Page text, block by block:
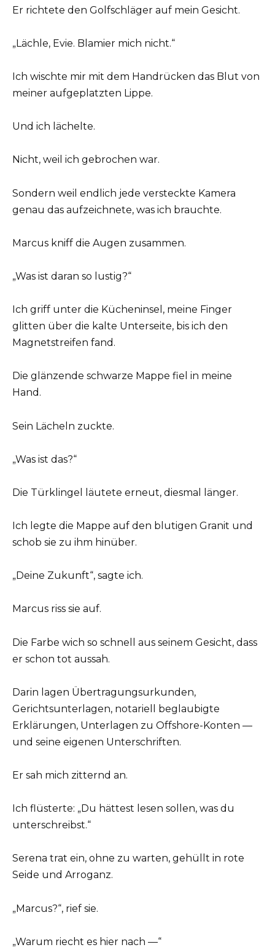
Er richtete den Golfschläger auf mein Gesicht.
„Lächle, Evie. Blamier mich nicht.“
Ich wischte mir mit dem Handrücken das Blut von
meiner aufgeplatzten Lippe.
Und ich lächelte.
Nicht, weil ich gebrochen war.
Sondern weil endlich jede versteckte Kamera
genau das aufzeichnete, was ich brauchte.
Marcus kniff die Augen zusammen.
„Was ist daran so lustig?“
Ich griff unter die Kücheninsel, meine Finger
glitten über die kalte Unterseite, bis ich den
Magnetstreifen fand.
Die glänzende schwarze Mappe fiel in meine
Hand.
Sein Lächeln zuckte.
„Was ist das?“
Die Türklingel läutete erneut, diesmal länger.
Ich legte die Mappe auf den blutigen Granit und
schob sie zu ihm hinüber.
„Deine Zukunft“, sagte ich.
Marcus riss sie auf.
Die Farbe wich so schnell aus seinem Gesicht, dass
er schon tot aussah.
Darin lagen Übertragungsurkunden,
Gerichtsunterlagen, notariell beglaubigte
Erklärungen, Unterlagen zu Offshore-Konten —
und seine eigenen Unterschriften.
Er sah mich zitternd an.
Ich flüsterte: „Du hättest lesen sollen, was du
unterschreibst.“
Serena trat ein, ohne zu warten, gehüllt in rote
Seide und Arroganz.
„Marcus?“, rief sie.
„Warum riecht es hier nach —“